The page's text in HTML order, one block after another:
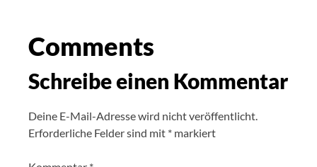
Comments
Schreibe einen Kommentar
Deine E-Mail-Adresse wird nicht veröffentlicht.
Erforderliche Felder sind mit * markiert